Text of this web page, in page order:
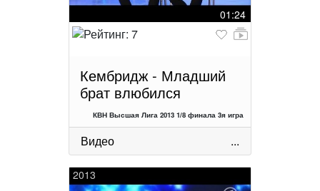
01:24
Кембридж - Младший
брат влюбился
КВН Высшая Лига 2013 1/8 финала 3я игра
Видео ...
2013